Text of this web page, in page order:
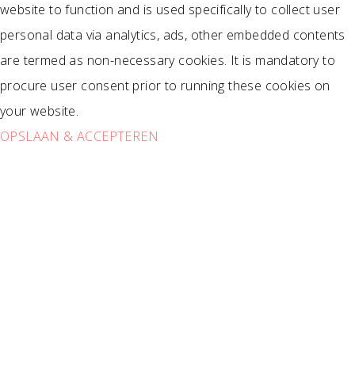
website to function and is used specifically to collect user
personal data via analytics, ads, other embedded contents
are termed as non-necessary cookies. It is mandatory to
procure user consent prior to running these cookies on
your website.
OPSLAAN & ACCEPTEREN